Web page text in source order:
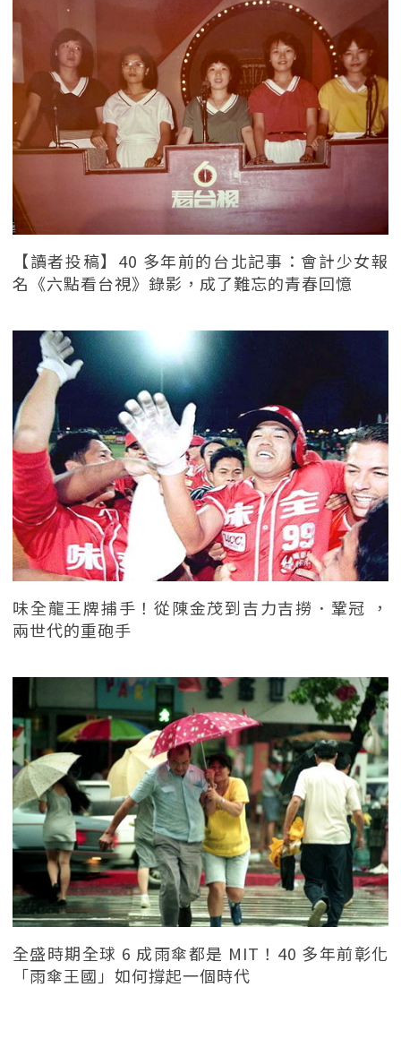
【讀者投稿】40 多年前的台北記事：會計少女報
名《六點看台視》錄影，成了難忘的青春回憶
味全龍王牌捕手！從陳金茂到吉力吉撈．鞏冠 ，
兩世代的重砲手
全盛時期全球 6 成雨傘都是 MIT！40 多年前彰化
「雨傘王國」如何撐起一個時代